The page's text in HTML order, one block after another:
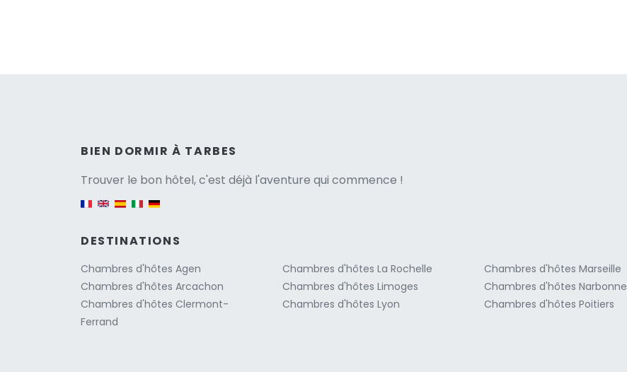
BIEN DORMIR À TARBES
Trouver le bon hôtel, c'est déjà l'aventure qui commence !
Versione italiana
DESTINATIONS
Chambres d'hôtes Agen
Chambres d'hôtes Arcachon
Chambres d'hôtes Clermont-
Ferrand
Chambres d'hôtes La Rochelle
Chambres d'hôtes Limoges
Chambres d'hôtes Lyon
Chambres d'hôtes Marseille
Chambres d'hôtes Narbonne
Chambres d'hôtes Poitiers